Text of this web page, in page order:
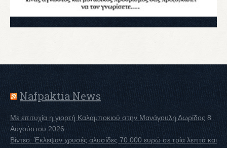
Nafpaktia News
Με επιτυχία η γιορτή Καλαμποκιού στην Μανάγουλη Δωρίδος 8
Αυγούστου 2026
Βίντεο: Έκλεψαν χρυσές αλυσίδες 70.000 ευρώ σε τρία λεπτά και